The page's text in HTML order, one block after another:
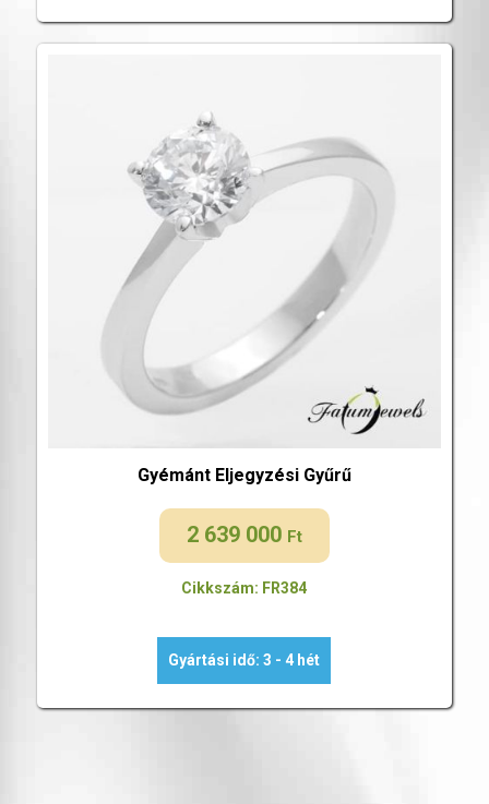
Gyémánt Eljegyzési Gyűrű
2 639 000 Ft
Cikkszám: FR384
Gyártási idő: 3 - 4 hét